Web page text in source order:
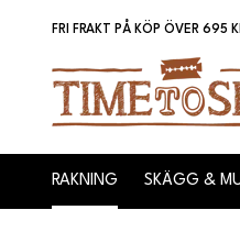
FRI FRAKT PÅ KÖP ÖVER 695
RAKNING SKÄGG &